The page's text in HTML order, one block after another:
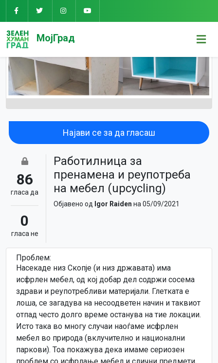
МојГрад
Најави се за да гласаш
86
гласa да
0
гласa не
Работилница за
пренамена и реупотреба
на мебел (upcycling)
Објавено од Igor Raiden на 05/09/2021
Проблем:
Насекаде низ Скопје (и низ државата) има
исфрлен мебел, од кој добар дел содржи сосема
здрави и реупотребливи материјали. Глетката е
лоша, се загадува на несоодветен начин и таквиот
отпад често долго време останува на тие локации.
Исто така во многу случаи наоѓаме исфрлен
мебел во природа (вклучително и национални
паркови). Тоа покажува дека имаме сериозен